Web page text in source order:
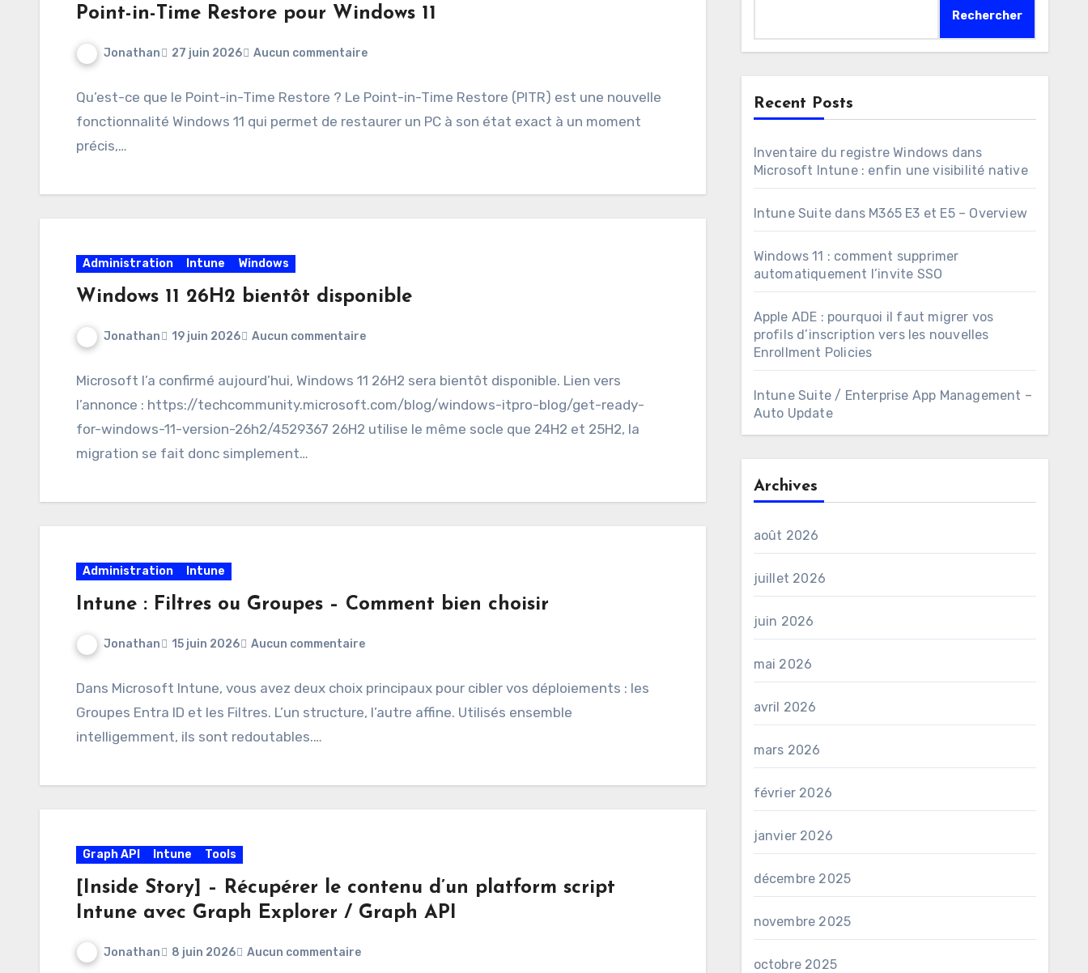
Point-in-Time Restore pour Windows 11
Jonathan 27 juin 2026 Aucun commentaire
Qu’est-ce que le Point-in-Time Restore ? Le Point-in-Time Restore (PITR) est une nouvelle
fonctionnalité Windows 11 qui permet de restaurer un PC à son état exact à un moment
précis,…
Administration Intune Windows
Windows 11 26H2 bientôt disponible
Jonathan 19 juin 2026 Aucun commentaire
Microsoft l’a confirmé aujourd’hui, Windows 11 26H2 sera bientôt disponible. Lien vers
l’annonce : https://techcommunity.microsoft.com/blog/windows-itpro-blog/get-ready-
for-windows-11-version-26h2/4529367 26H2 utilise le même socle que 24H2 et 25H2, la
migration se fait donc simplement…
Administration Intune
Intune : Filtres ou Groupes – Comment bien choisir
Jonathan 15 juin 2026 Aucun commentaire
Dans Microsoft Intune, vous avez deux choix principaux pour cibler vos déploiements : les
Groupes Entra ID et les Filtres. L’un structure, l’autre affine. Utilisés ensemble
intelligemment, ils sont redoutables.…
Graph API Intune Tools
[Inside Story] – Récupérer le contenu d’un platform script
Intune avec Graph Explorer / Graph API
Jonathan 8 juin 2026 Aucun commentaire
Rechercher
Recent Posts
Inventaire du registre Windows dans
Microsoft Intune : enfin une visibilité native
Intune Suite dans M365 E3 et E5 – Overview
Windows 11 : comment supprimer
automatiquement l’invite SSO
Apple ADE : pourquoi il faut migrer vos
profils d’inscription vers les nouvelles
Enrollment Policies
Intune Suite / Enterprise App Management –
Auto Update
Archives
août 2026
juillet 2026
juin 2026
mai 2026
avril 2026
mars 2026
février 2026
janvier 2026
décembre 2025
novembre 2025
octobre 2025